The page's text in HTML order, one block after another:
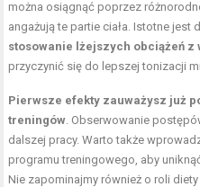
można osiągnąć poprzez
angażują te partie ciała. Istotne
stosowanie lżejszych obciążeń z
przyczynić się do lepszej tonizacji
Pierwsze efekty zauważysz już
treningów . Obserwowanie
dalszej pracy. Warto także
programu treningowego, aby
Nie zapominajmy również o roli